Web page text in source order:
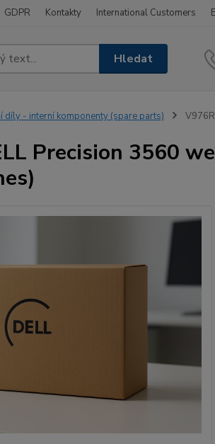
GDPR Kontakty International Customers
Hledat
díly - interní komponenty (spare parts)
Precision 3560